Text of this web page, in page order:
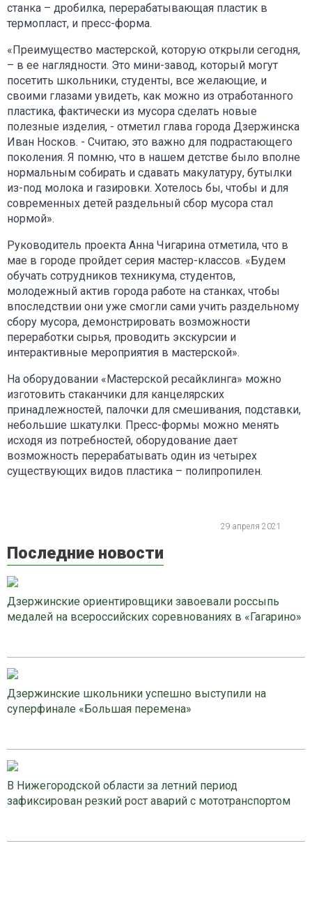
станка – дробилка, перерабатывающая пластик в
термопласт, и пресс-форма.
«Преимущество мастерской, которую открыли сегодня,
– в ее наглядности. Это мини-завод, который могут
посетить школьники, студенты, все желающие, и
своими глазами увидеть, как можно из отработанного
пластика, фактически из мусора сделать новые
полезные изделия, - отметил глава города Дзержинска
Иван Носков. - Считаю, это важно для подрастающего
поколения. Я помню, что в нашем детстве было вполне
нормальным собирать и сдавать макулатуру, бутылки
из-под молока и газировки. Хотелось бы, чтобы и для
современных детей раздельный сбор мусора стал
нормой».
Руководитель проекта Анна Чигарина отметила, что в
мае в городе пройдет серия мастер-классов. «Будем
обучать сотрудников техникума, студентов,
молодежный актив города работе на станках, чтобы
впоследствии они уже смогли сами учить раздельному
сбору мусора, демонстрировать возможности
переработки сырья, проводить экскурсии и
интерактивные мероприятия в мастерской».
На оборудовании «Мастерской ресайклинга» можно
изготовить стаканчики для канцелярских
принадлежностей, палочки для смешивания, подставки,
небольшие шкатулки. Пресс-формы можно менять
исходя из потребностей, оборудование дает
возможность перерабатывать один из четырех
существующих видов пластика – полипропилен.
29 апреля 2021
Последние новости
Дзержинские ориентировщики завоевали россыпь
медалей на всероссийских соревнованиях в «Гагарино»
Дзержинские школьники успешно выступили на
суперфинале «Большая перемена»
В Нижегородской области за летний период
зафиксирован резкий рост аварий с мототранспортом